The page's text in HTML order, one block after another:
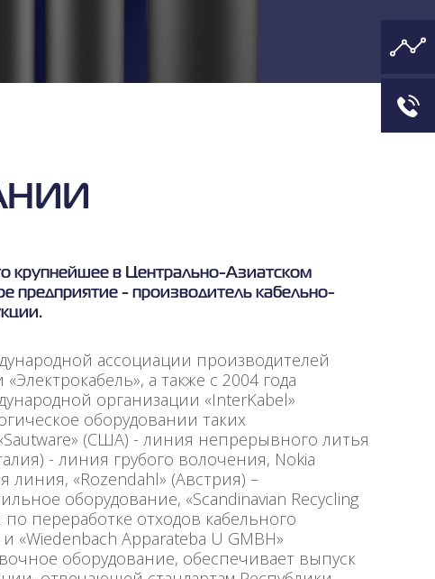
крупнейшее в Центрально-Азиатском
предприятие - производитель кабельно-
ассоциации производителей
а также с 2004 года
организации «InterKabel»
оборудовании таких
(США) - линия непрерывного литья
- линия грубого волочения, Nokia
линия, «Rozendahl» (Австрия) –
оборудование, «Scandinavian Recycling
переработке отходов кабельного
и «Wiedenbach Apparateba U GMBH»
оборудование, обеспечивает выпуск